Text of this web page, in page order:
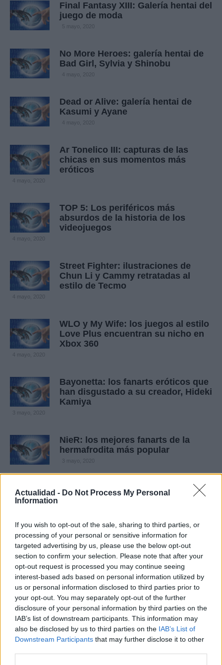
Actualidad - Do Not Process My Personal
Information
If you wish to opt-out of the sale, sharing to third parties, or
processing of your personal or sensitive information for
targeted advertising by us, please use the below opt-out
section to confirm your selection. Please note that after your
opt-out request is processed you may continue seeing
interest-based ads based on personal information utilized by
us or personal information disclosed to third parties prior to
your opt-out. You may separately opt-out of the further
disclosure of your personal information by third parties on the
IAB’s list of downstream participants. This information may
also be disclosed by us to third parties on the IAB’s List of
Downstream Participants that may further disclose it to other
Final Fantasy XIII: Galería hentai del
juego de moda
5 mayo, 2020
No More Heroes: galería hentai de
Bad Girl, Sylvia y Shinobu
4 mayo, 2020
Dead or Alive: galería hentai de
Kasumi y Ayane
4 mayo, 2020
Ar Tonelico III: capturas de las
chicas en sus momentos más
eróticos
4 mayo, 2020
TOP 5: Los periféricos más
absurdos de la historia de los
videojuegos
4 mayo, 2020
Street Fighter: ilustraciones de
Chun Li y Cammy retratadas al
estilo de Tecmo
4 mayo, 2020
WLO y My Wife: los juegos al estilo
Love Plus encuentran su nicho en
Xbox 360
4 mayo, 2020
Bayonetta: los fanarts eróticos que
han disgustado a su creador, Hideki
Kamiya
3 mayo, 2020
NieR: los mejores fanarts de la
hermafrodita más popular
3 mayo, 2020
Kingdom Hearts: Galería hentai de
la saga
Neptune: artworks subidos de tono
para las Diosas de las Consolas
1 mayo, 2020
Disgaea: galería hentai de Etna,
Rozalin y Flonne
BlazBlue: galería hentai de las
luchadoras
30 abril, 2020